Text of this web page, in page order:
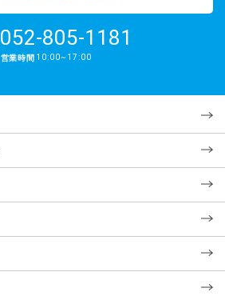
052-805-1181
営業時間 10:00~17:00